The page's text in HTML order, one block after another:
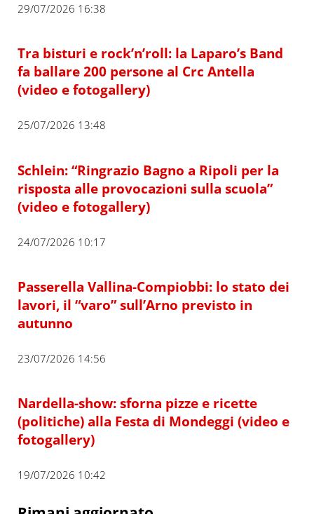
29/07/2026 16:38
Tra bisturi e rock’n’roll: la Laparo’s Band
fa ballare 200 persone al Crc Antella
(video e fotogallery)
25/07/2026 13:48
Schlein: “Ringrazio Bagno a Ripoli per la
risposta alle provocazioni sulla scuola”
(video e fotogallery)
24/07/2026 10:17
Passerella Vallina-Compiobbi: lo stato dei
lavori, il “varo” sull’Arno previsto in
autunno
23/07/2026 14:56
Nardella-show: sforna pizze e ricette
(politiche) alla Festa di Mondeggi (video e
fotogallery)
19/07/2026 10:42